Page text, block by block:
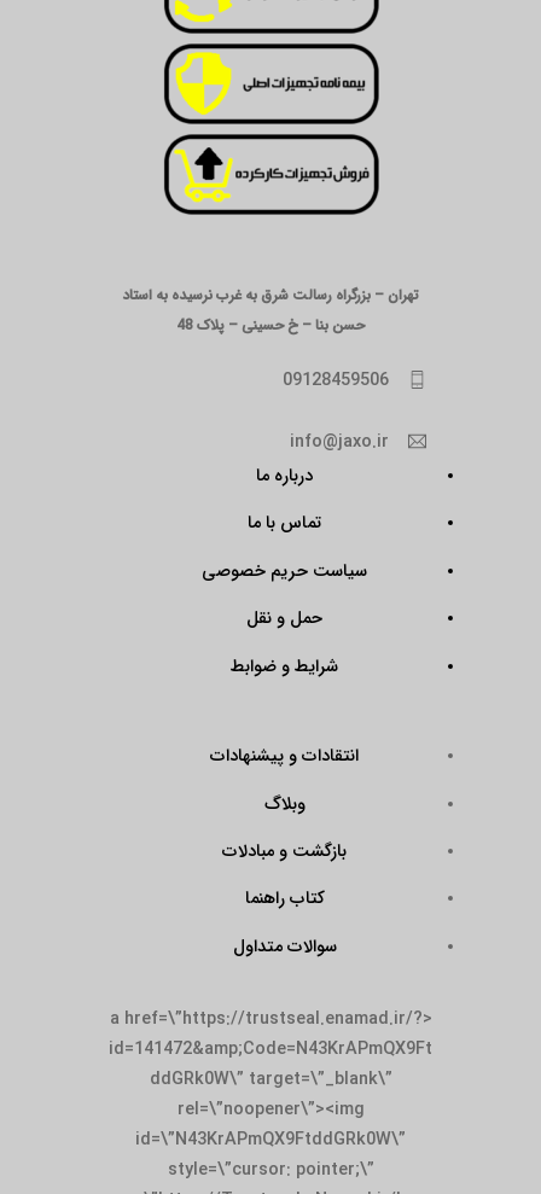
تهران – بزرگراه رسالت شرق به غرب نرسیده به استاد
حسن بنا – خ حسینی – پلاک 48
09128459506
info@jaxo.ir
درباره ما
تماس با ما
سیاست حریم خصوصی
حمل و نقل
شرایط و ضوابط
انتقادات و پیشنهادات
وبلاگ
بازگشت و مبادلات
کتاب راهنما
سوالات متداول
<a href=\”https://trustseal.enamad.ir/?
id=141472&amp;Code=N43KrAPmQX9Ft
ddGRk0W\” target=\”_blank\”
rel=\”noopener\”><img
id=\”N43KrAPmQX9FtddGRk0W\”
style=\”cursor: pointer;\”